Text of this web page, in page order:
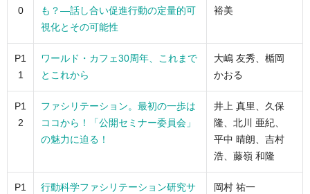
0
も？―話し合い促進行動の定量的可
視化とその可能性
裕美
P1
1
ワールド・カフェ30周年、これまで
とこれから
大嶋 友秀、楯岡
かおる
P1
2
ファシリテーション。最初の一歩は
ココから！「公開セミナー委員会」
の魅力に迫る！
井上 真里、久保
隆、北川 亜紀、
平中 晴朗、吉村
浩、藤嶺 和隆
P1
行動科学ファシリテーション研究サ
岡村 祐一